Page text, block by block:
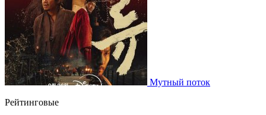
Мутный поток
Рейтинговые